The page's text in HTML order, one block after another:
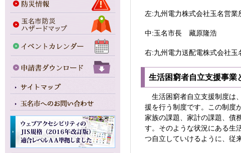
左:九州電力株式会社玉名
中:玉名市長 藏原隆浩
右:九州電力送配電株式会
生活困窮者自立支援事業
生活困窮者自立支援制度は
援を行う制度です。この制度
家族の課題、家計の課題、債
す。そのような状況にある生
つ自立していけるように、従